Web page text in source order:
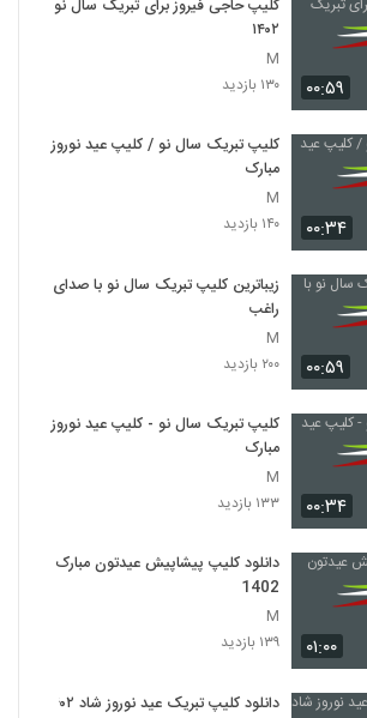
۰۰:۵۹
کلیپ حاجی فیروز برای تبریک سال نو
۱۴۰۲
M
۱۳۰ بازدید
۰۰:۳۴
کلیپ تبریک سال نو / کلیپ عید نوروز
مبارک
M
۱۴۰ بازدید
۰۰:۵۹
زیباترین کلیپ تبریک سال نو با صدای
راغب
M
۲۰۰ بازدید
۰۰:۳۴
کلیپ تبریک سال نو - کلیپ عید نوروز
مبارک
M
۱۳۳ بازدید
۰۱:۰۰
دانلود کلیپ پیشاپیش عیدتون مبارک
1402
M
۱۳۹ بازدید
دانلود کلیپ تبریک عید نوروز شاد ۱۴۰۲